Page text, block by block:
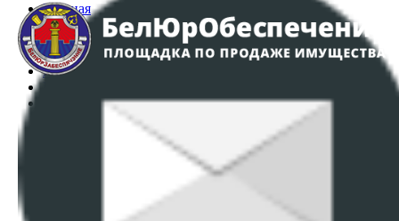
Главная
Аукционы
Интернет-магазин
Регламент организации и проведения торгов
Политика в отношении обработки персональных
ПОЛОЖЕНИЕ О ПОЛИТИКЕ ОБРАБОТКИ COOKIE-
Настройки cookie-файлов